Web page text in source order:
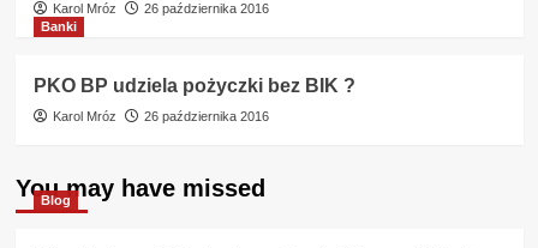
Karol Mróz
26 października 2016
Banki
PKO BP udziela pożyczki bez BIK ?
Karol Mróz 26 października 2016
You may have missed
Blog